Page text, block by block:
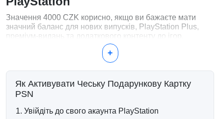
Значення 4000 CZK корисно, якщо ви бажаєте мати
значний баланс для нових випусків, PlayStation Plus,
преміум-видань та додаткового контенту до ігор.
Популярні способи використання
4000 CZK
Придбання декількох цифрових ігор
Купівля deluxe або ultimate видань
Додавання експансійних пропусків та колекцій DLC
+
Як Активувати Чеську Подарункову Картку
PSN
Увійдіть до свого акаунта PlayStation